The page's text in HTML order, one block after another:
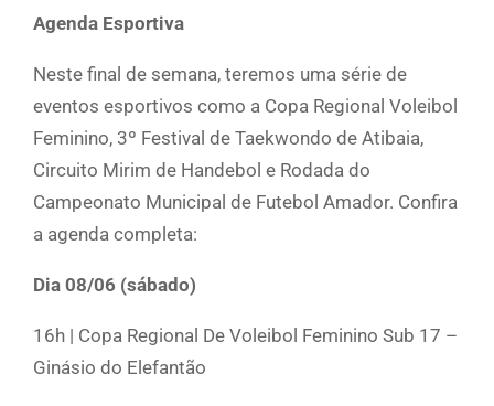
Agenda Esportiva
Neste final de semana, teremos uma série de
eventos esportivos como a Copa Regional Voleibol
Feminino, 3º Festival de Taekwondo de Atibaia,
Circuito Mirim de Handebol e Rodada do
Campeonato Municipal de Futebol Amador. Confira
a agenda completa:
Dia 08/06 (sábado)
16h | Copa Regional De Voleibol Feminino Sub 17 –
Ginásio do Elefantão